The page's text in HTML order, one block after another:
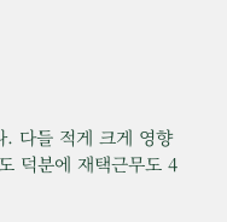
. 다들 적게 크게 영향
덕분에 재택근무도 4